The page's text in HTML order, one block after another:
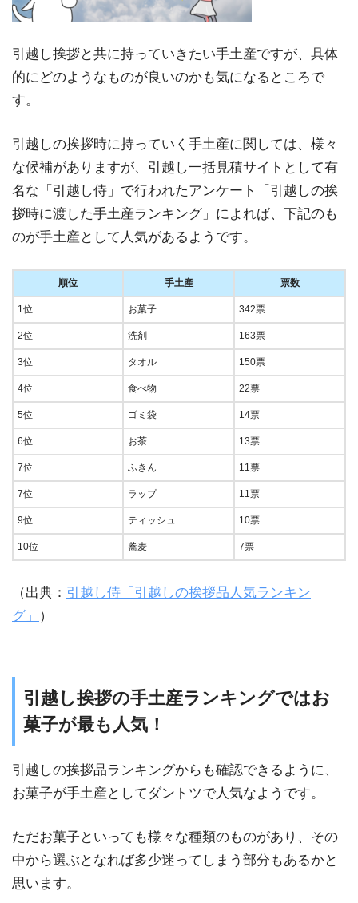
引越し挨拶と共に持っていきたい手土産ですが、具体
的にどのようなものが良いのかも気になるところで
す。
引越しの挨拶時に持っていく手土産に関しては、様々
な候補がありますが、引越し一括見積サイトとして有
名な「引越し侍」で行われたアンケート「引越しの挨
拶時に渡した手土産ランキング」によれば、下記のも
のが手土産として人気があるようです。
順位 手土産 票数
1位 お菓子 342票
2位 洗剤 163票
3位 タオル 150票
4位 食べ物 22票
5位 ゴミ袋 14票
6位 お茶 13票
7位 ふきん 11票
7位 ラップ 11票
9位 ティッシュ 10票
10位 蕎麦 7票
（出典： 引越し侍「引越しの挨拶品人気ランキン
グ」
）
引越し挨拶の手土産ランキングではお
菓子が最も人気！
引越しの挨拶品ランキングからも確認できるように、
お菓子が手土産としてダントツで人気なようです。
ただお菓子といっても様々な種類のものがあり、その
中から選ぶとなれば多少迷ってしまう部分もあるかと
思います。